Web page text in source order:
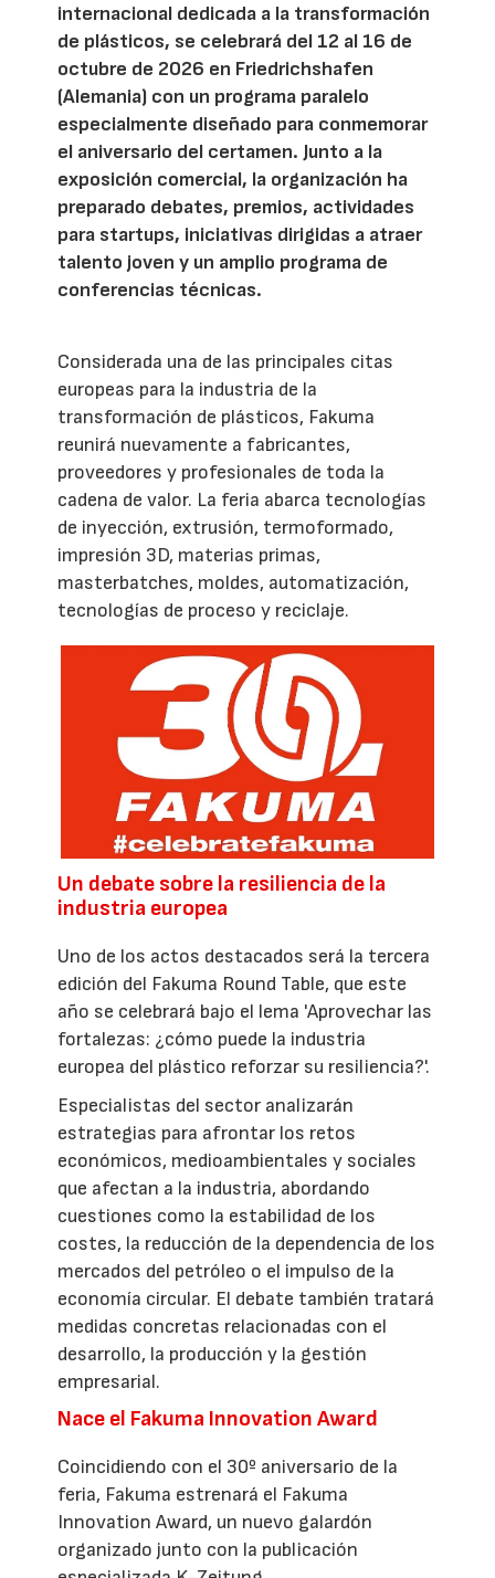
internacional dedicada a la transformación
de plásticos, se celebrará del 12 al 16 de
octubre de 2026 en Friedrichshafen
(Alemania) con un programa paralelo
especialmente diseñado para conmemorar
el aniversario del certamen. Junto a la
exposición comercial, la organización ha
preparado debates, premios, actividades
para startups, iniciativas dirigidas a atraer
talento joven y un amplio programa de
conferencias técnicas.
Considerada una de las principales citas
europeas para la industria de la
transformación de plásticos, Fakuma
reunirá nuevamente a fabricantes,
proveedores y profesionales de toda la
cadena de valor. La feria abarca tecnologías
de inyección, extrusión, termoformado,
impresión 3D, materias primas,
masterbatches, moldes, automatización,
tecnologías de proceso y reciclaje.
Un debate sobre la resiliencia de la
industria europea
Uno de los actos destacados será la tercera
edición del Fakuma Round Table, que este
año se celebrará bajo el lema 'Aprovechar las
fortalezas: ¿cómo puede la industria
europea del plástico reforzar su resiliencia?'.
Especialistas del sector analizarán
estrategias para afrontar los retos
económicos, medioambientales y sociales
que afectan a la industria, abordando
cuestiones como la estabilidad de los
costes, la reducción de la dependencia de los
mercados del petróleo o el impulso de la
economía circular. El debate también tratará
medidas concretas relacionadas con el
desarrollo, la producción y la gestión
empresarial.
Nace el Fakuma Innovation Award
Coincidiendo con el 30º aniversario de la
feria, Fakuma estrenará el Fakuma
Innovation Award, un nuevo galardón
organizado junto con la publicación